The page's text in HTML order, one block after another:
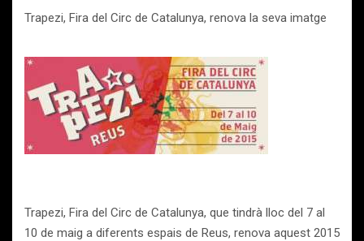
Trapezi, Fira del Circ de Catalunya, renova la seva imatge
Trapezi, Fira del Circ de Catalunya, que tindrà lloc del 7 al
10 de maig a diferents espais de Reus, renova aquest 2015